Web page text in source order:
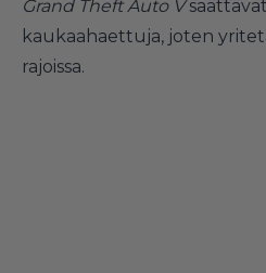
Grand Theft Auto V
kaukaahaettuja, joten
rajoissa.